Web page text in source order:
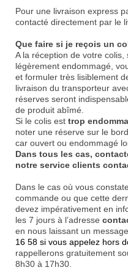
Pour une livraison express
contacté directement par le
Que faire si je reçois un
A la réception de votre
légèrement endommagé,
et formuler très lisiblement
livraison du transporteur
réserves seront
de produit abîmé.
Si le colis est trop
noter une réserve sur le
car ouvert ou endommagé
Dans tous les cas,
notre service clients
Dans le cas où vous
commande ou que cette
devez impérativement en
les 7 jours à l’adresse
en nous laissant un
16 58 si vous appelez hors
rappellerons gratuitement
8h30 à 17h30.